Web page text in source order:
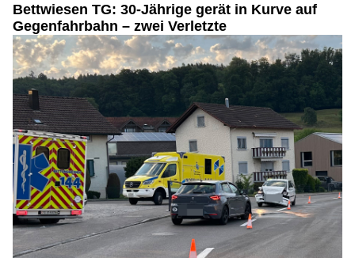
Bettwiesen TG: 30-Jährige gerät in Kurve auf
Gegenfahrbahn – zwei Verletzte